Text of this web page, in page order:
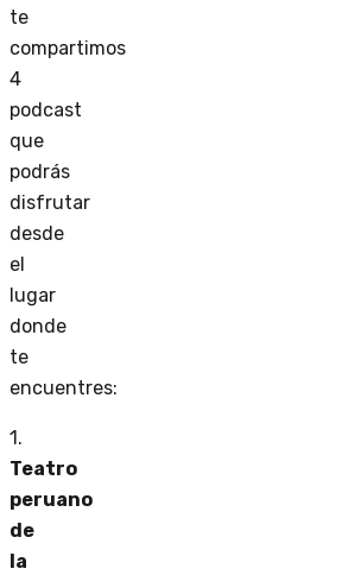
te
compartimos
4
podcast
que
podrás
disfrutar
desde
el
lugar
donde
te
encuentres:
1.
Teatro
peruano
de
la